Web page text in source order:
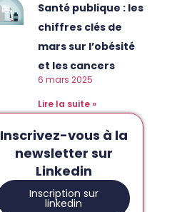
Santé publique : les
chiffres clés de
mars sur l’obésité
et les cancers
6 mars 2025
Lire la suite »
Inscrivez-vous à la
newsletter sur
Linkedin
Inscription sur
linkedin